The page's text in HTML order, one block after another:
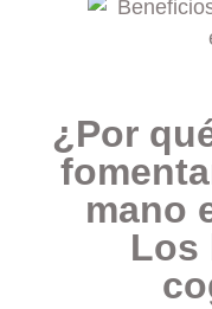
¿Por
mano
Los